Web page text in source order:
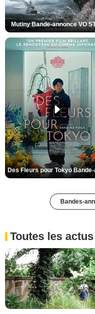
Mutiny Bande-annonce VO
Bandes-
Toutes les